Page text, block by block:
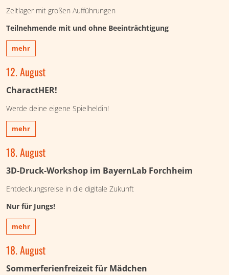
Zeltlager mit großen Aufführungen
Teilnehmende mit und ohne Beeinträchtigung
mehr
12. August
CharactHER!
Werde deine eigene Spielheldin!
mehr
18. August
3D-Druck-Workshop im BayernLab Forchheim
Entdeckungsreise in die digitale Zukunft
Nur für Jungs!
mehr
18. August
Sommerferienfreizeit für Mädchen